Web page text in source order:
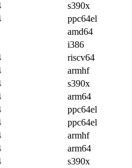
s390x
ppc64el
amd64
i386
riscv64
armhf
s390x
arm64
ppc64el
ppc64el
armhf
arm64
s390x